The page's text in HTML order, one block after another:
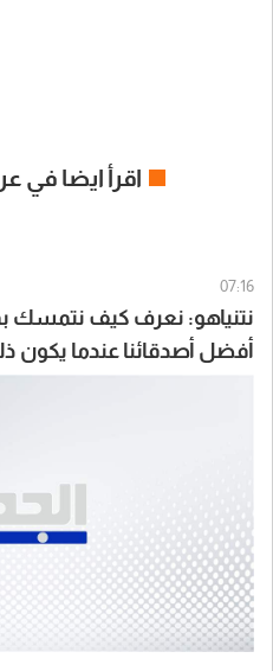
اقرأ ايضا في
07:16
نتنياهو: نعرف كيف نتمسك
أفضل أصدقائنا عندما يكون